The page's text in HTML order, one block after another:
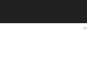
ciudadanos